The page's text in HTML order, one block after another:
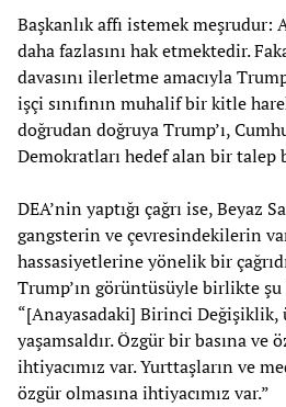
Başkanlık affı istemek meşrudur:
daha fazlasını hak etmektedir.
davasını ilerletme amacıyla
işçi sınıfının muhalif bir kitle
doğrudan doğruya Trump’ı,
Demokratları hedef alan bir
DEA’nin yaptığı çağrı ise, Beyaz
gangsterin ve çevresindekilerin
hassasiyetlerine yönelik bir
Trump’ın görüntüsüyle birlikte
“[Anayasadaki] Birinci
yaşamsaldır. Özgür bir basına ve
ihtiyacımız var. Yurttaşların ve
özgür olmasına ihtiyacımız var.”